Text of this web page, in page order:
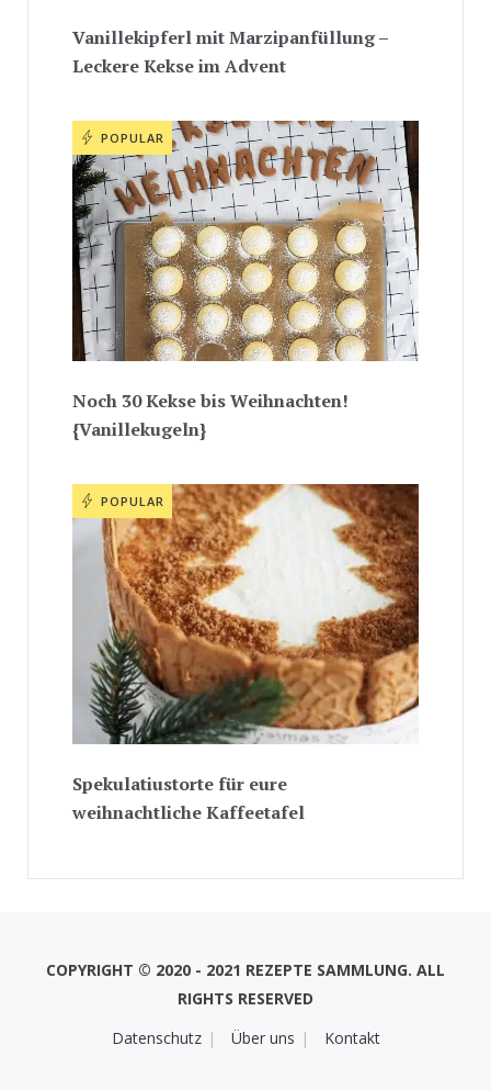
Vanillekipferl mit Marzipanfüllung –
Leckere Kekse im Advent
POPULAR
Noch 30 Kekse bis Weihnachten!
{Vanillekugeln}
POPULAR
Spekulatiustorte für eure
weihnachtliche Kaffeetafel
COPYRIGHT © 2020 - 2021 REZEPTE SAMMLUNG. ALL
RIGHTS RESERVED
Datenschutz
Über uns Kontakt